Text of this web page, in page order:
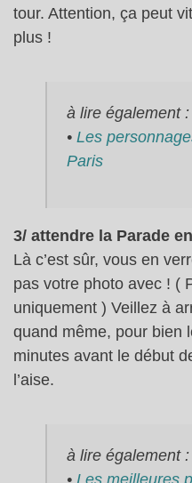
tour. Attention, ça peut
plus !
à lire également :
• Les
Paris
3/ attendre la Parade
Là c’est sûr, vous en
pas votre photo avec ! (
uniquement ) Veillez à
quand même, pour bien
minutes avant le début
l’aise.
à lire également :